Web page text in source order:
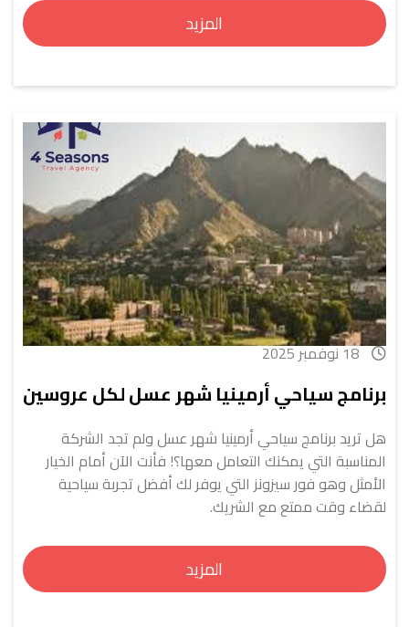
المزيد
18 نوفمبر 2025
برنامج سياحي أرمينيا شهر عسل لكل عروسين
هل تريد برنامج سياحي أرمينيا شهر عسل ولم تجد الشركة
المناسبة التي يمكنك التعامل معها؟! فأنت الآن أمام الخيار
الأمثل وهو فور سيزونز التي يوفر لك أفضل تجربة سياحية
لقضاء وقت ممتع مع الشريك.
المزيد